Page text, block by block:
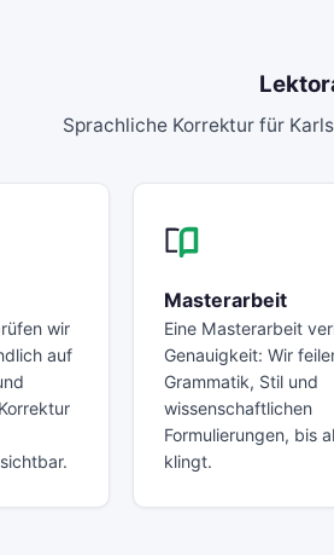
Sprachliche Korrektur für
wir
auf
Masterarbeit
Eine Masterarbeit
Genauigkeit: Wir
Grammatik, Stil und
wissenschaftlichen
Formulierungen, bis
klingt.